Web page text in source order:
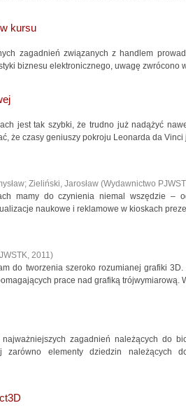
kursu
zagadnień związanych z handlem
biznesu elektronicznego, uwagę zwrócono
jest tak szybki, że trudno już nadążyć
że czasy geniuszy pokroju Leonarda da Vinci
; Zieliński, Jarosław (Wydawnictwo
mamy do czynienia niemal wszędzie –
naukowe i reklamowe w kioskach
, 2011)
do tworzenia szeroko rozumianej grafiki
prace nad grafiką trójwymiarową.
zagadnień należących do
zarówno elementy dziedzin należących